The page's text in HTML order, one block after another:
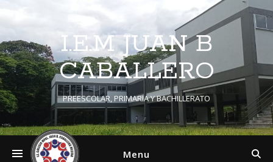
I.E.M JUAN B
CABALLERO
PREESCOLAR, PRIMARIA Y BACHILLERATO
Menu